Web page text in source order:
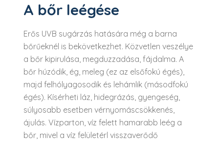
A bőr leégése
Erős UVB sugárzás hatására még a barna
bőrűeknél is bekövetkezhet. Közvetlen veszélye
a bőr kipirulása, megduzzadása, fájdalma. A
bőr húzódik, ég, meleg (ez az elsőfokú égés),
majd felhólyagosodik és lehámlik (másodfokú
égés). Kísérheti láz, hidegrázás, gyengeség,
súlyosabb esetben vérnyomáscsökkenés,
ájulás. Vízparton, víz felett hamarabb leég a
bőr, mivel a víz felületérl visszaverődő